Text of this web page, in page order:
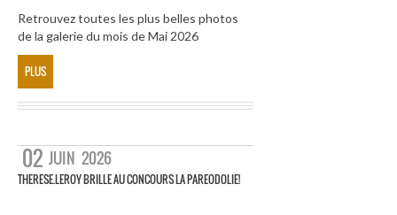
Retrouvez toutes les plus belles photos
de la galerie du mois de Mai 2026
PLUS
02 JUIN 2026
THERESE.LEROY BRILLE AU CONCOURS LA PAREODOLIE!